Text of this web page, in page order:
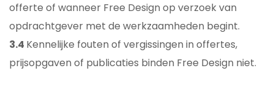
offerte of wanneer Free Design op verzoek van
opdrachtgever met de werkzaamheden begint.
3.4 Kennelijke fouten of vergissingen in offertes,
prijsopgaven of publicaties binden Free Design niet.